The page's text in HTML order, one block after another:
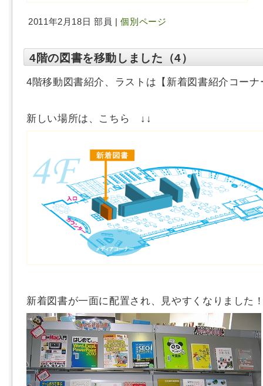
2011年2月18日 部員 |個別ページ
4階の図書を移動しました（4）
4階移動図書紹介、ラストは【新着図書紹介コーナ
新しい場所は、こちら ↓↓
新着図書が一面に配置され、見やすくなりました